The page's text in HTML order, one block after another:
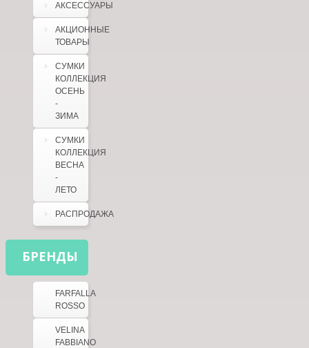
АКСЕССУАРЫ
АКЦИОННЫЕ
ТОВАРЫ
СУМКИ
КОЛЛЕКЦИЯ
ОСЕНЬ
-
ЗИМА
СУМКИ
КОЛЛЕКЦИЯ
ВЕСНА
-
ЛЕТО
РАСПРОДАЖА
БРЕНДЫ
FARFALLA
ROSSO
VELINA
FABBIANO